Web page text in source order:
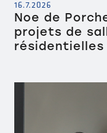
16.7.2026
Noe de
projets de
résidentielles